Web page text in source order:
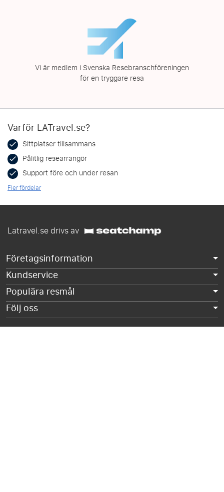
Vi är medlem i Svenska Resebranschföreningen
för en tryggare resa
Varför LATravel.se?
Sittplatser tillsammans
Pålitlig researrangör
Support före och under resan
Fler fördelar
Latravel.se drivs av
Företagsinformation
Kundservice
Populära resmål
Följ oss